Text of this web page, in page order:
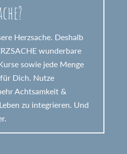
Herzsache. Deshalb
wunderbare
sowie jede Menge
Dich. Nutze
Achtsamkeit &
zu integrieren. Und